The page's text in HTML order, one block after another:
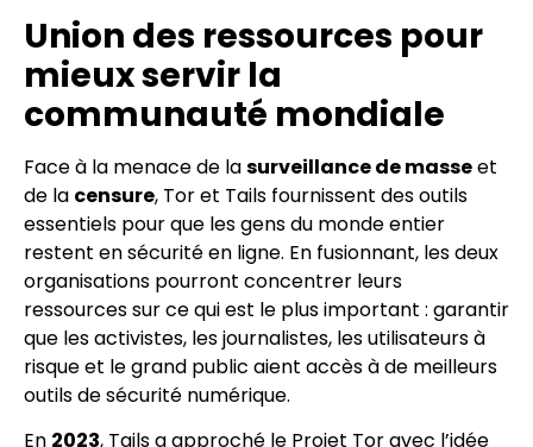
Union des ressources pour
mieux servir la
communauté mondiale
Face à la menace de lasurveillance de masseet
de la censure, Tor et Tails fournissent des outils
essentiels pour que les gens du monde entier
restent en sécurité en ligne. En fusionnant, les deux
organisations pourront concentrer leurs
ressources sur ce qui est le plus important : garantir
que les activistes, les journalistes, les utilisateurs à
risque et le grand public aient accès à de meilleurs
outils de sécurité numérique.
En 2023, Tails a approché le Projet Tor avec l’idée